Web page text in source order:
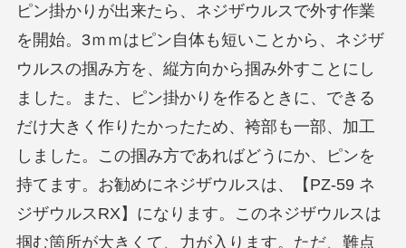
ピン掛かりが出来たら、ネジザウルスで外す作業
を開始。3ｍｍはピン自体も短いことから、ネジザ
ウルスの掴み方を、縦方向から掴み外すことにし
ました。また、ピン掛かりを作るときに、できる
だけ大きく作りたかったため、袴部も一部、加工
しました。この掴み方であればどうにか、ピンを
持てます。お勧めにネジザウルスは、【PZ-59 ネ
ジザウルスRX】になります。このネジザウルスは
掴む箇所が大きくて、力が入ります。ただ、難点